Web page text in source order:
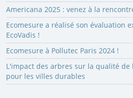
Americana 2025 : venez à la
Ecomesure a réalisé son évaluation
EcoVadis !
Ecomesure à Pollutec Paris 2024 !
L'impact des arbres sur la qualité
pour les villes durables